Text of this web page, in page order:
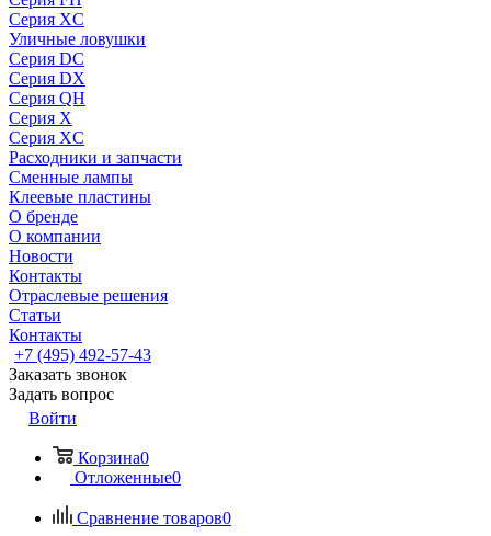
Серия XC
Уличные ловушки
Серия DC
Серия DX
Серия QH
Серия X
Серия XC
Расходники и запчасти
Сменные лампы
Клеевые пластины
О бренде
О компании
Новости
Контакты
Отраслевые решения
Статьи
Контакты
+7 (495) 492-57-43
Заказать звонок
Задать вопрос
Войти
Корзина0
Отложенные0
Сравнение товаров0